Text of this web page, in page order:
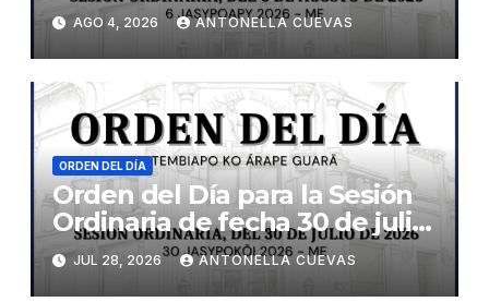
agosto de 2026
AGO 4, 2026 ANTONELLA CUEVAS
ORDEN DEL DÍA
Orden del Día para la Sesión
Ordinaria de fecha 30 de julio
de 2026
JUL 28, 2026 ANTONELLA CUEVAS